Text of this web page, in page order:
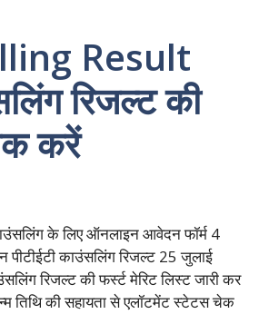
Result
रिजल्ट की
करें
के लिए ऑनलाइन आवेदन फॉर्म 4
काउंसलिंग रिजल्ट 25 जुलाई
रिजल्ट की फर्स्ट मेरिट लिस्ट जारी कर
तिथि की सहायता से एलॉटमेंट स्टेटस चेक